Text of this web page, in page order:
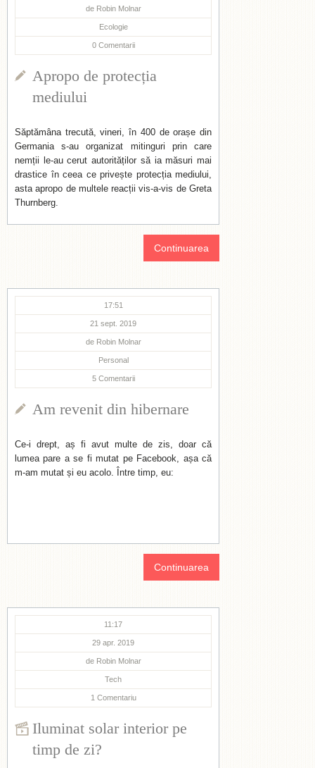
de Robin Molnar
Ecologie
0 Comentarii
Apropo de protecția
mediului
Săptămâna trecută, vineri, în 400 de orașe din
Germania s-au organizat mitinguri prin care
nemții le-au cerut autorităților să ia măsuri mai
drastice în ceea ce privește protecția mediului,
asta apropo de multele reacții vis-a-vis de Greta
Thurnberg.
Continuarea
17:51
21 sept. 2019
de Robin Molnar
Personal
5 Comentarii
Am revenit din hibernare
Ce-i drept, aș fi avut multe de zis, doar că
lumea pare a se fi mutat pe Facebook, așa că
m-am mutat și eu acolo. Între timp, eu:
Continuarea
11:17
29 apr. 2019
de Robin Molnar
Tech
1 Comentariu
Iluminat solar interior pe
timp de zi?